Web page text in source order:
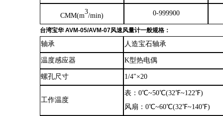
CMM(m
3
/min) 0-999900
台湾宝华 AVM-05/AVM-07风速风量计一般规格 ：
轴承 人造宝石轴承
温度感应器 K型热电偶
螺孔尺寸 1/4"×20
工作温度
表 ：0℃~50℃(32℉~122℉)
风扇 ：0℃~60℃(32℉~140℉)